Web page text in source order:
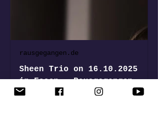
rausgegangen.de
Sheen Trio on 16.10.2025
in Essen - Rausgegangen
Sheen Trio on 16.10.2025 in